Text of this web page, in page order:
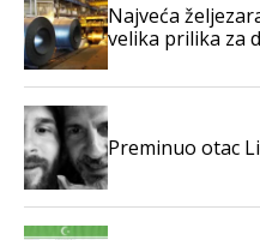
Najveća
velika prilika za
Preminuo otac